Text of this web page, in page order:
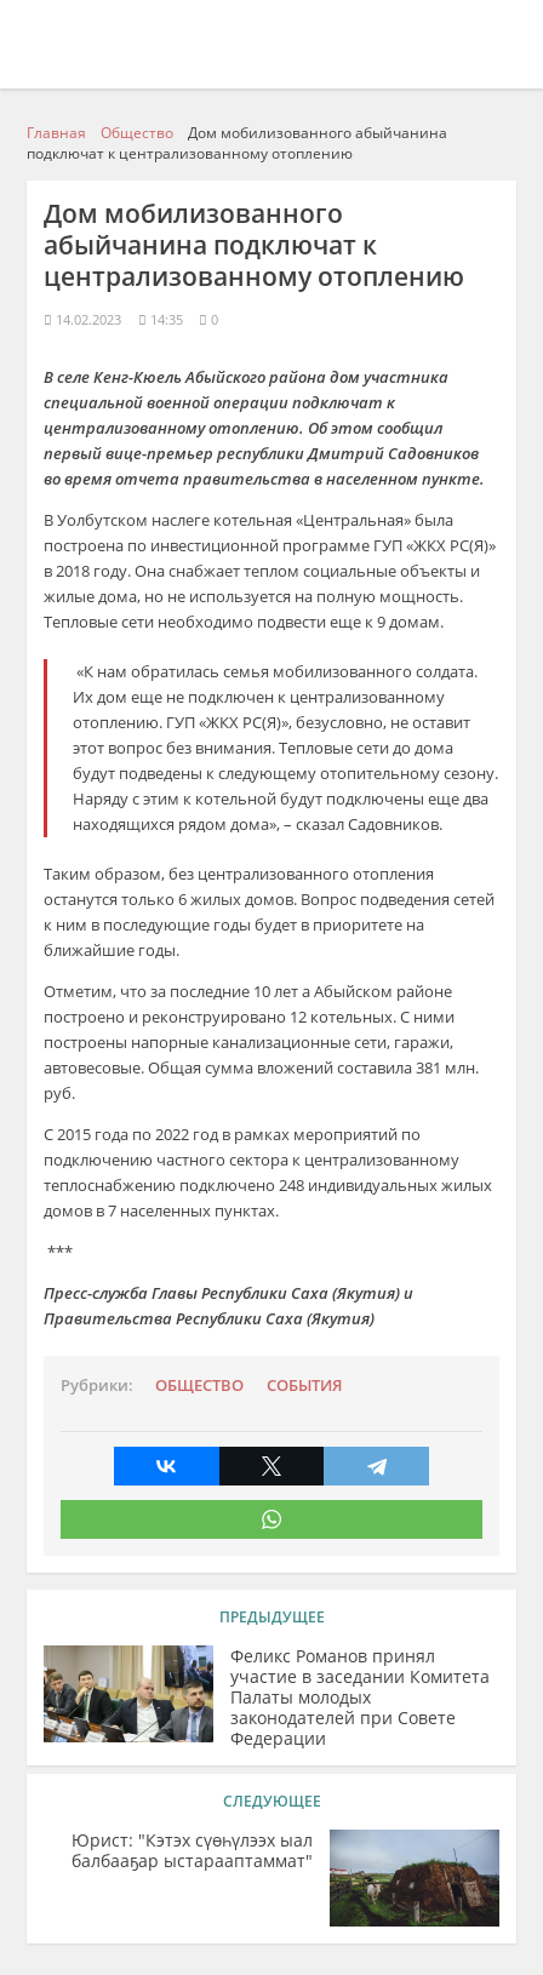
Главная Общество
Дом мобилизованного абыйчанина
подключат к централизованному отоплению
Дом мобилизованного
абыйчанина подключат к
централизованному отоплению
14.02.2023 14:35 0
В селе Кенг-Кюель Абыйского района дом участника
специальной военной операции подключат к
централизованному отоплению. Об этом сообщил
первый вице-премьер республики Дмитрий Садовников
во время отчета правительства в населенном пункте.
В Уолбутском наслеге котельная «Центральная» была
построена по инвестиционной программе ГУП «ЖКХ РС(Я)»
в 2018 году. Она снабжает теплом социальные объекты и
жилые дома, но не используется на полную мощность.
Тепловые сети необходимо подвести еще к 9 домам.
«К нам обратилась семья мобилизованного солдата.
Их дом еще не подключен к централизованному
отоплению. ГУП «ЖКХ РС(Я)», безусловно, не оставит
этот вопрос без внимания. Тепловые сети до дома
будут подведены к следующему отопительному сезону.
Наряду с этим к котельной будут подключены еще два
находящихся рядом дома», – сказал Садовников.
Таким образом, без централизованного отопления
останутся только 6 жилых домов. Вопрос подведения сетей
к ним в последующие годы будет в приоритете на
ближайшие годы.
Отметим, что за последние 10 лет а Абыйском районе
построено и реконструировано 12 котельных. С ними
построены напорные канализационные сети, гаражи,
автовесовые. Общая сумма вложений составила 381 млн.
руб.
С 2015 года по 2022 год в рамках мероприятий по
подключению частного сектора к централизованному
теплоснабжению подключено 248 индивидуальных жилых
домов в 7 населенных пунктах.
***
Пресс-служба Главы Республики Саха (Якутия) и
Правительства Республики Саха (Якутия)
Рубрики: ОБЩЕСТВО СОБЫТИЯ
ПРЕДЫДУЩЕЕ
Феликс Романов принял
участие в заседании Комитета
Палаты молодых
законодателей при Совете
Федерации
СЛЕДУЮЩЕЕ
Юрист: "Кэтэх сүөһүлээх ыал
балбааҕар ыстарааптаммат"